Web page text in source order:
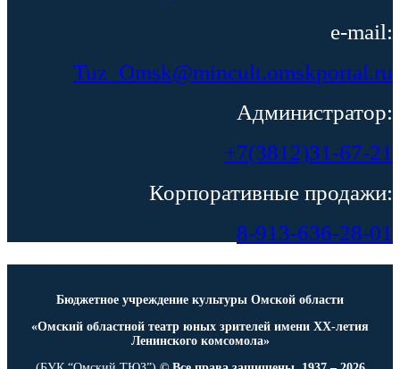
e-mail:
Tuz_Omsk@mincult.omskportal.ru
Администратор:
+7(3812)31-67-21
Корпоративные продажи:
8-913-636-28-01
Бюджетное учреждение культуры Омской области
«Омский областной театр юных зрителей имени ХХ-летия
Ленинского комсомола»